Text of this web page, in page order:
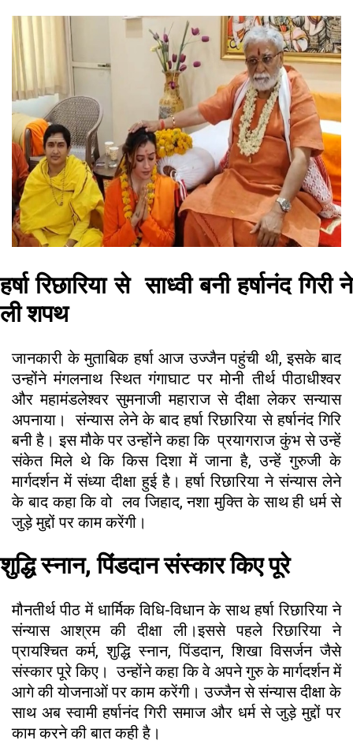
हर्षा रिछारिया से साध्वी बनी हर्षानंद गिरी ने
ली शपथ
जानकारी के मुताबिक हर्षा आज उज्जैन पहुंची थी, इसके बाद
उन्होंने मंगलनाथ स्थित गंगाघाट पर मोनी तीर्थ पीठाधीश्वर
और महामंडलेश्वर सुमनाजी महाराज से दीक्षा लेकर सन्यास
अपनाया। संन्यास लेने के बाद हर्षा रिछारिया से हर्षानंद गिरि
बनी है। इस मौके पर उन्होंने कहा कि प्रयागराज कुंभ से उन्हें
संकेत मिले थे कि किस दिशा में जाना है, उन्हें गुरुजी के
मार्गदर्शन में संध्या दीक्षा हुई है। हर्षा रिछारिया ने संन्यास लेने
के बाद कहा कि वो लव जिहाद, नशा मुक्ति के साथ ही धर्म से
जुड़े मुद्दों पर काम करेंगी।
शुद्धि स्नान, पिंडदान संस्कार किए पूरे
मौनतीर्थ पीठ में धार्मिक विधि-विधान के साथ हर्षा रिछारिया ने
संन्यास आश्रम की दीक्षा ली।इससे पहले रिछारिया ने
प्रायश्चित कर्म, शुद्धि स्नान, पिंडदान, शिखा विसर्जन जैसे
संस्कार पूरे किए। उन्होंने कहा कि वे अपने गुरु के मार्गदर्शन में
आगे की योजनाओं पर काम करेंगी। उज्जैन से संन्यास दीक्षा के
साथ अब स्वामी हर्षानंद गिरी समाज और धर्म से जुड़े मुद्दों पर
काम करने की बात कही है।